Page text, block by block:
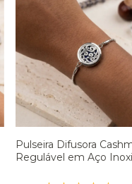
Pulseira Difusora
Regulável em Aço